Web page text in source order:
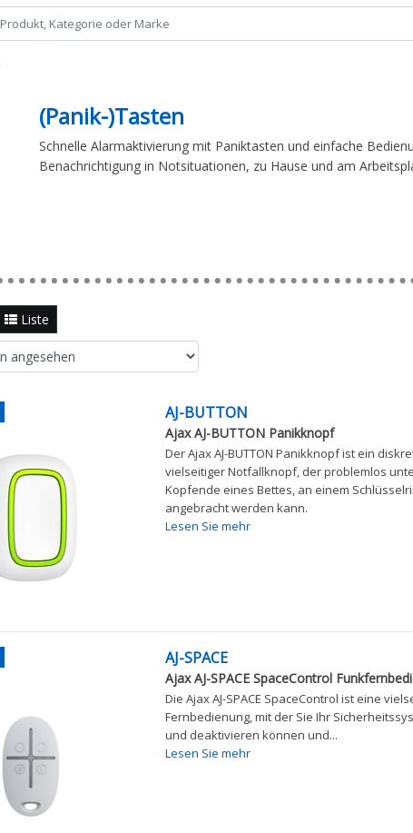
(Panik-)Tasten
Schnelle Alarmaktivierung mit Paniktasten und einfache
Benachrichtigung in Notsituationen, zu Hause und am
Liste
AJ-BUTTON
Ajax AJ-BUTTON Panikknopf
Der Ajax AJ-BUTTON Panikknopf ist ein
vielseitiger Notfallknopf, der problemlos
Kopfende eines Bettes, an einem
angebracht werden kann.
Lesen Sie mehr
AJ-SPACE
Ajax AJ-SPACE SpaceControl
Die Ajax AJ-SPACE SpaceControl ist eine
Fernbedienung, mit der Sie Ihr
und deaktivieren können und...
Lesen Sie mehr